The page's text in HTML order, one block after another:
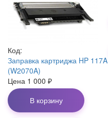
Код:
Заправка картриджа HP 117A
(W2070A)
Цена 1 000 ₽
В корзину